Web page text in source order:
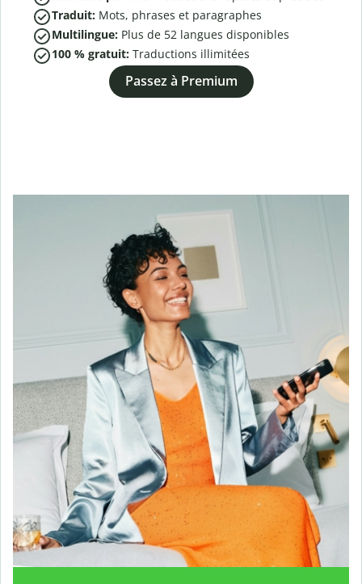
Traduit: Mots, phrases et paragraphes
Multilingue: Plus de 52 langues disponibles
100 % gratuit: Traductions illimitées
Passez à Premium